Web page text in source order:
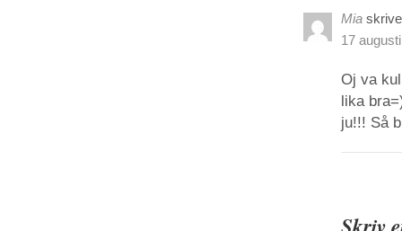
Mia
17
Oj va
lika
ju!!! Så